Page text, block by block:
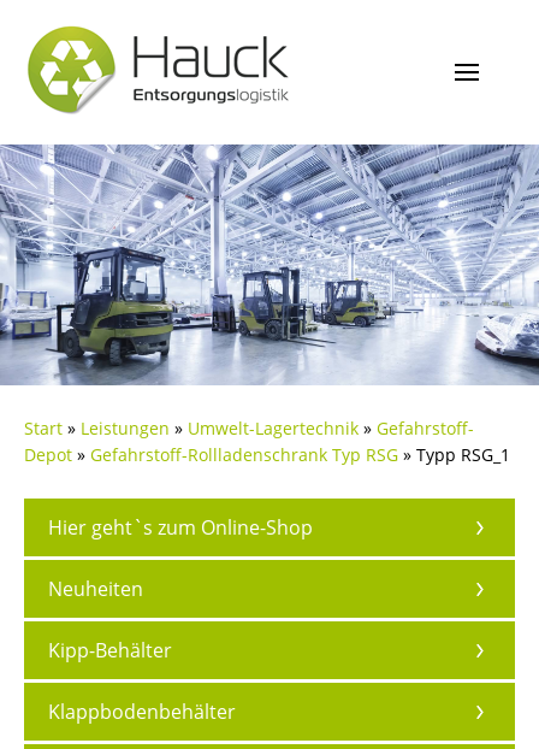
Start » Leistungen » Umwelt-Lagertechnik » Gefahrstoff-
Depot » Gefahrstoff-Rollladenschrank Typ RSG » Typp RSG_1
Hier geht`s zum Online-Shop
Neuheiten
Kipp-Behälter
Klappbodenbehälter